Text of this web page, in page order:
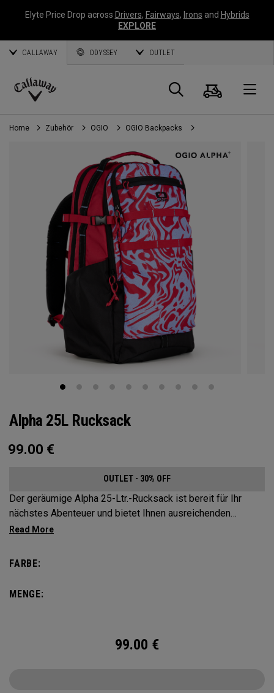
Elyte Price Drop across Drivers, Fairways, Irons and Hybrids
EXPLORE
CALLAWAY ODYSSEY OUTLET
Callaway
Golf
Suche
Home Zubehör OGIO OGIO Backpacks
Alpha 25L Rucksack
99.00 €
OUTLET - 30% OFF
Der geräumige Alpha 25-Ltr.-Rucksack ist bereit für Ihr
nächstes Abenteuer und bietet Ihnen ausreichenden
Stauraum, ohne Kompromisse beim Style. Der Alpha
Fächer für Trinkflaschen und eine Vordertasche für
FARBE:
MENGE:
99.00 €